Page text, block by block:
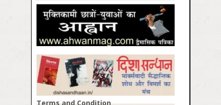
Terms and Condition